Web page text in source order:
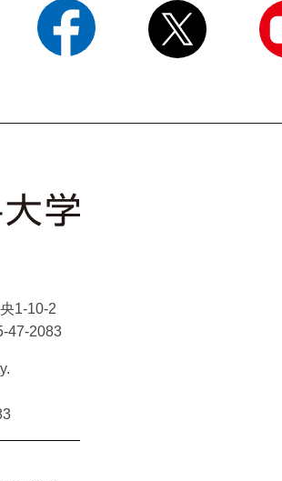
1-10-2
47-2083